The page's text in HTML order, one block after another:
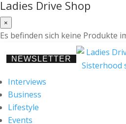
Ladies Drive Shop
×
Es befinden sich keine Produkte
NEWSLETTER
Interviews
Business
Lifestyle
Events